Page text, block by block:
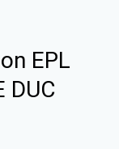
EPL
DUC